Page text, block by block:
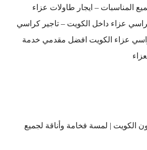
المناسبات – ايجار طاولات عزاء
عزاء داخل الكويت – تاجير كراسي
عزاء الكويت افضل مقدمي خدمة
الكويت | لمسة فخامة وأناقة لجميع